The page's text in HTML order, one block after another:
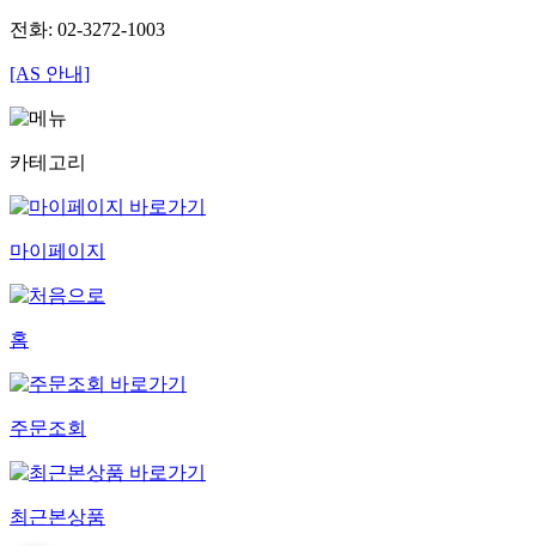
전화: 02-3272-1003
[AS 안내]
카테고리
마이페이지
홈
주문조회
최근본상품